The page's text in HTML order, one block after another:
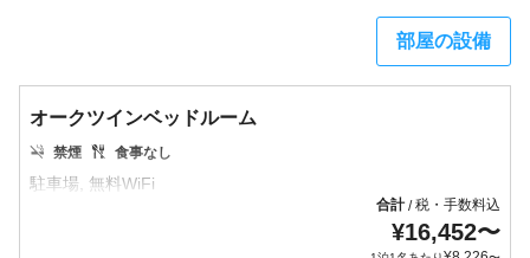
部屋の設備
オークツインベッドルーム
禁煙 食事なし
合計/税・手数料込
¥16,452〜